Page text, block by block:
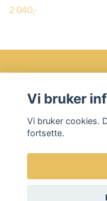
2 040,-
Øvre Bakklandet 35
Les mer
©
Vi bruker
Vi bruker cookies.
fortsette.